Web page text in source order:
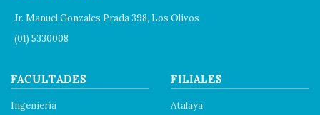
Jr. Manuel Gonzales Prada 398, Los Olivos
(01) 5330008
FACULTADES
Ingeniería
FILIALES
Atalaya